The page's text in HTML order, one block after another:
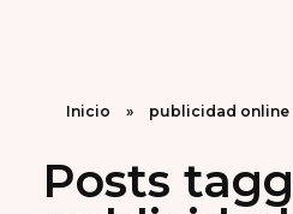
Inicio » publicidad online
Posts